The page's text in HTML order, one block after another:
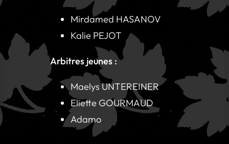
Mirdamed HASANOV
Kalie PEJOT
Arbitres jeunes :
Maelys UNTEREINER
Eliette GOURMAUD
Adamo